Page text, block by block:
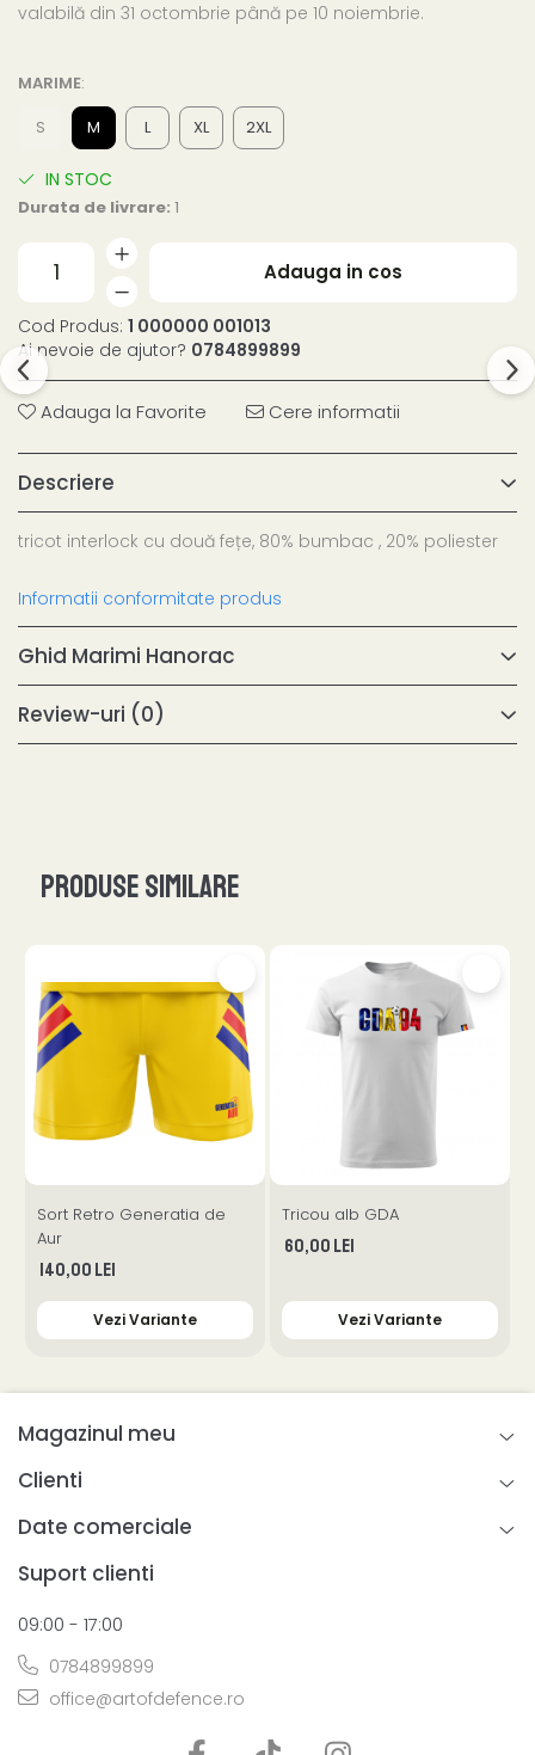
valabilă din 31 octombrie până pe 10 noiembrie.
MARIME:
S
M L XL 2XL
IN STOC
Durata de livrare: 1
Adauga in cos
Cod Produs: 1 000000 001013
Ai nevoie de ajutor? 0784899899
Adauga la Favorite Cere informatii
Descriere
tricot interlock cu două fețe, 80% bumbac , 20% poliester
Informatii conformitate produs
Ghid Marimi Hanorac
Review-uri (0)
Produse similare
Sort Retro Generatia de
Aur
140,00 Lei
Vezi Variante
Tricou alb GDA
60,00 Lei
Vezi Variante
Magazinul meu
Clienti
Date comerciale
Suport clienti
09:00 - 17:00
0784899899
office@artofdefence.ro